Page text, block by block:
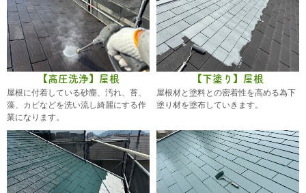
【高圧洗浄】屋根
屋根に付着している砂塵、汚れ、苔、
藻、カビなどを洗い流し綺麗にする作
業になります。
【下塗り】屋根
屋根材と塗料との密着性を高める為下
塗り材を塗布していきます。